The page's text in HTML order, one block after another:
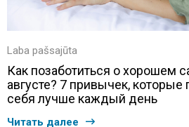
Laba pašsajūta
Как позаботиться о хорошем
августе? 7 привычек, которые
себя лучше каждый день
Читать далее